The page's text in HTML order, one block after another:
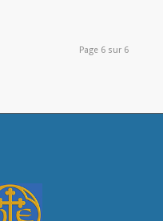
Page 6 sur 6